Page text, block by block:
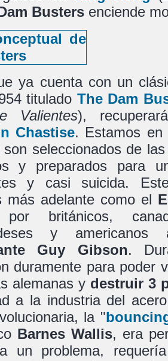
Bustersenciende
ya cuenta con un
titulado The Dam
Valientes),
Chastise. Estamos
son seleccionados de
y preparados para
y casi suicida.
más adelante como el
por británicos,
y
Guy Gibson.
duramente para poder
alemanas y destruir 3
a la industria del
la "
Barnes Wallis, era
un problema,